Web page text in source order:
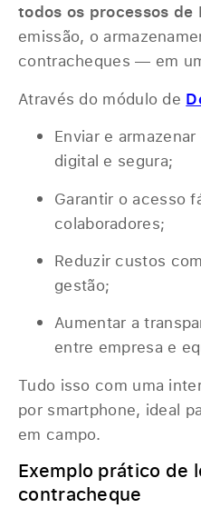
todos os processos de
emissão, o
contracheques — em
Através do módulo de
Enviar e
digital e segura;
Garantir o acesso
colaboradores;
Reduzir custos
gestão;
Aumentar a
entre empresa e
Tudo isso com uma
por smartphone, ideal
em campo.
Exemplo prático de
contracheque